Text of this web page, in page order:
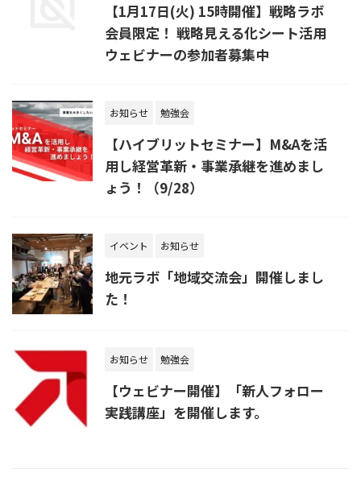
【1月17日(火) 15時開催】戦略ラボ
会員限定！ 戦略見える化シート活用
ウェビナーの参加者募集中
お知らせ 勉強会
【ハイブリットセミナー】M&Aを活
用し経営革新・事業承継を進めまし
ょう！（9/28）
イベント お知らせ
地元ラボ「地域交流会」開催しまし
た！
お知らせ 勉強会
【ウェビナー開催】「新人フォロー
実践講座」を開催します。